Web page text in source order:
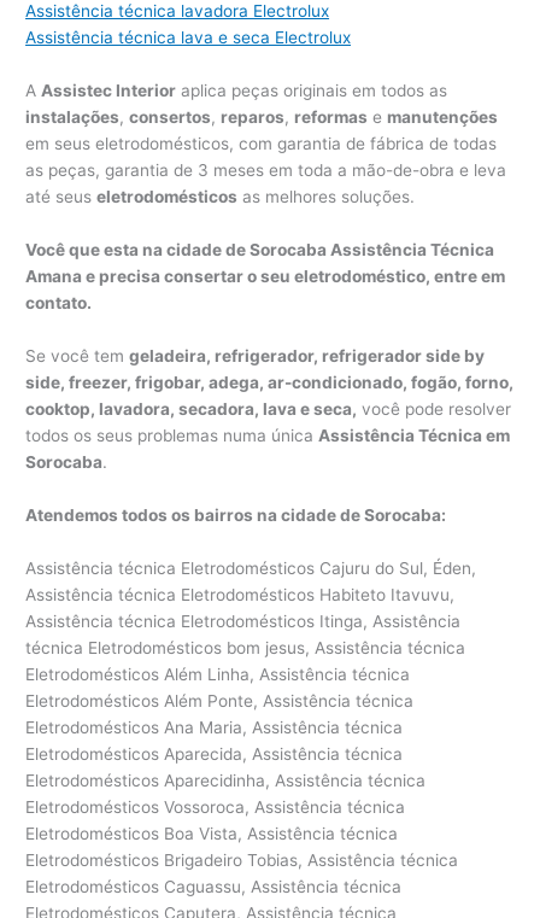
Assistência técnica lavadora Electrolux
Assistência técnica lava e seca Electrolux
AAssistec Interior aplica peças originais em todos as
instalações,consertos, reparos, reformas e manutenções
em seus eletrodomésticos, com garantia de fábrica de todas
as peças, garantia de 3 meses em toda a mão-de-obra e leva
até seuseletrodomésticos as melhores soluções.
Você que esta na cidade de Sorocaba Assistência Técnica
Amana e precisa consertar o seu eletrodoméstico, entre em
contato.
Se você temgeladeira, refrigerador, refrigerador side by
side, freezer, frigobar, adega, ar-condicionado, fogão, forno,
cooktop, lavadora, secadora, lava e seca, você pode resolver
todos os seus problemas numa única Assistência Técnica em
Sorocaba.
Atendemos todos os bairros na cidade de Sorocaba:
Assistência técnica Eletrodomésticos Cajuru do Sul, Éden, Assistência técnica Eletrodomésticos Habiteto Itavuvu, Assistência técnica Eletrodomésticos Itinga, Assistência técnica Eletrodomésticos bom jesus, Assistência técnica Eletrodomésticos Além Linha, Assistência técnica Eletrodomésticos Além Ponte, Assistência técnica Eletrodomésticos Ana Maria, Assistência técnica Eletrodomésticos Aparecida, Assistência técnica Eletrodomésticos Aparecidinha, Assistência técnica Eletrodomésticos Vossoroca, Assistência técnica Eletrodomésticos Boa Vista, Assistência técnica Eletrodomésticos Brigadeiro Tobias, Assistência técnica Eletrodomésticos Caguassu, Assistência técnica Eletrodomésticos Caputera, Assistência técnica Eletrodomésticos Central Parque Sorocaba, Assistência técnica Eletrodomésticos Centro, Assistência técnica Eletrodomésticos Chácara Três Marias, Assistência técnica Eletrodomésticos Chácaras Reunidas São Jorge, Assistência técnica Eletrodomésticos Cidade Jardim, Assistência técnica Eletrodomésticos Condomínio Golden Park Residence, Assistência técnica Eletrodomésticos Condomínio Residencial Village D’Avignon, Assistência técnica Eletrodomésticos Condomínio Residencial Village Vert, Assistência técnica Eletrodomésticos Conjunto Habitacional Doutor Ulisses Guimarães, Assistência técnica Eletrodomésticos Conjunto Habitacional Herbert de Souza, Assistência técnica Eletrodomésticos Conjunto Habitacional Júlio de Mesquita Filho, Assistência técnica Eletrodomésticos Conjunto Habitacional Professor Benedicto Cleto, Assistência técnica Eletrodomésticos Conjunto Residencial Jardim Villagio Torino, Assistência técnica Eletrodomésticos Granja Olga I, Assistência técnica Eletrodomésticos Granja Olga II, Assistência técnica Eletrodomésticos Granja Olga III, Assistência técnica Eletrodomésticos Habiteto – Ana Paula Eleutério, Assistência técnica Eletrodomésticos Horto Florestal, Assistência técnica Eletrodomésticos Ibiti Royal Park, Assistência técnica Eletrodomésticos Inhayba, Assistência técnica Eletrodomésticos Ipanema das Pedras, Assistência técnica Eletrodomésticos Ipanema do Meio, Assistência técnica Eletrodomésticos Ipanema Ville, Assistência técnica Eletrodomésticos Ipatinga, Assistência técnica Eletrodomésticos Ipiranga, Assistência técnica Eletrodomésticos Iporanga, Assistência técnica Eletrodomésticos Itavuvu, Assistência técnica Eletrodomésticos Jardim Abaeté, Assistência técnica Eletrodomésticos Jardim Abatiá, Assistência técnica Eletrodomésticos Jardim Aeroporto, Assistência técnica Eletrodomésticos Jardim Alegria, Assistência técnica Eletrodomésticos Jardim Alpes de Sorocaba, Assistência técnica Eletrodomésticos Jardim Altos do Itavuvu, Assistência técnica Eletrodomésticos Jardim Alvorada, Assistência técnica Eletrodomésticos Jardim Amalia, Assistência técnica Eletrodomésticos Jardim América, Assistência técnica Eletrodomésticos Jardim Americano, Assistência técnica Eletrodomésticos Jardim Ana Maria, Assistência técnica Eletrodomésticos Jardim Astro, Assistência técnica Eletrodomésticos Jardim Atílio Silvano, Assistência técnica Eletrodomésticos Jardim Avore Pilungo, Assistência técnica Eletrodomésticos Jardim Bandeirantes, Assistência técnica Eletrodomésticos Jardim Bertanha, Assistência técnica Eletrodomésticos Jardim Betânia, Assistência técnica Eletrodomésticos Jardim Boa Esperança, Assistência técnica Eletrodomésticos Jardim Bonsucesso, Assistência técnica Eletrodomésticos Jardim Botucatu, Assistência técnica Eletrodomésticos Jardim Brasilândia, Assistência técnica Eletrodomésticos Jardim Califórnia, Assistência técnica Eletrodomésticos Jardim Camila, Assistência técnica Eletrodomésticos Jardim Campos do Conde II, Assistência técnica Eletrodomésticos Jardim Capitão, Assistência técnica Eletrodomésticos Jardim Carolina, Assistência técnica Eletrodomésticos Jardim Casa Branca, Assistência técnica Eletrodomésticos Jardim Celeste, Assistência técnica Eletrodomésticos Jardim Constantino Matucci, Assistência técnica Eletrodomésticos Jardim Copaíba, Assistência técnica Eletrodomésticos Jardim Cruzeiro do Sul, Assistência técnica Eletrodomésticos Jardim das Acácias, Assistência técnica Eletrodomésticos Jardim das Azaléias, Assistência técnica Eletrodomésticos Jardim das Estrelas, Assistência técnica Eletrodomésticos Jardim das Flores, Assistência técnica Eletrodomésticos Jardim das Magnólias, Assistência técnica Eletrodomésticos Jardim do Carmo, Assistência técnica Eletrodomésticos Jardim do Paço, Assistência técnica Eletrodomésticos Jardim do Sol, Assistência técnica Eletrodomésticos Jardim Dois Corações, Assistência técnica Eletrodomésticos Jardim dos Estados, Assistência técnica Eletrodomésticos Jardim dos Pássaros, Assistência técnica Eletrodomésticos Jardim Eden Ville, Assistência técnica Eletrodomésticos Jardim Edgar Marques, Assistência técnica Eletrodomésticos Jardim Eliana, Assistência técnica Eletrodomésticos Jardim Eltonville, Assistência técnica Eletrodomésticos Jardim Embaixador, Assistência técnica Eletrodomésticos Jardim Emília, Assistência técnica Eletrodomésticos Jardim Eucalíptos, Assistência técnica Eletrodomésticos Jardim Europa, Assistência técnica Eletrodomésticos Jardim Excelsior, Assistência técnica Eletrodomésticos Jardim Faculdade, Assistência técnica Eletrodomésticos Jardim Ferreira, Assistência técnica Eletrodomésticos Jardim Flamboyant, Assistência técnica Eletrodomésticos Jardim Francini, Assistência técnica Eletrodomésticos Jardim Germiniani, Assistência técnica Eletrodomésticos Jardim Golden Park Residencial, Assistência técnica Eletrodomésticos Jardim Gonçalves, Assistência técnica Eletrodomésticos Jardim Gramados de Sorocaba, Assistência técnica Eletrodomésticos Jardim Guadalajara, Assistência técnica Eletrodomésticos Jardim Guadalupe, Assistência técnica Eletrodomésticos Jardim Guaíba, Assistência técnica Eletrodomésticos Jardim Guarujá, Assistência técnica Eletrodomésticos Jardim Gutierres, Assistência técnica Eletrodomésticos Jardim Harmonia, Assistência técnica Eletrodomésticos Jardim Helena Cristina, Assistência técnica Eletrodomésticos Jardim Henrique, Assistência técnica Eletrodomésticos Assistência técnica Eletrodomésticos Jardim Horizonte, Assistência técnica Eletrodomésticos Jardim Humberto de Campos, Assistência técnica Eletrodomésticos Jardim Hungares, Assistência técnica Eletrodomésticos Jardim Ibiti do Paço, Assistência técnica Eletrodomésticos Jardim Imperial, Assistência técnica Eletrodomésticos Jardim Ipanema, Assistência técnica Eletrodomésticos Jardim Ipê, Assistência técnica Eletrodomésticos Jardim Isaura, Assistência técnica Eletrodomésticos Jardim Itália, Assistência técnica Eletrodomésticos Jardim Itanguá, Assistência técnica Eletrodomésticos Jardim Itapemirim, Assistência técnica Eletrodomésticos Assistência técnica Eletrodomésticos Jardim Itapuã, Assistência técnica Eletrodomésticos Jardim J S Carvalho, Assistência técnica Eletrodomésticos Jardim Jatobá, Assistência técnica Eletrodomésticos Jardim Josane, Assistência técnica Eletrodomésticos Jardim Judith, Assistência técnica Eletrodomésticos Jardim Juliana, Assistência técnica Eletrodomésticos Jardim Leandro Dromani, Assistência técnica Eletrodomésticos Jardim Leocádia, Assistência técnica Eletrodomésticos Jardim Liberdade, Assistência técnica Eletrodomésticos Jardim Los Angeles, Assistência técnica Eletrodomésticos Jardim Luciana Maria, Assistência técnica Eletrodomésticos Jardim Marcelo Augusto, Assistência técnica Eletrodomésticos Jardim Marco Antônio, Assistência técnica Eletrodomésticos Jardim Maria Antônia Prado, Assistência técnica Eletrodomésticos Jardim Maria Cristina, Assistência técnica Eletrodomésticos Jardim Maria do Carmo, Assistência técnica Eletrodomésticos Jardim Maria Elvira, Assistência técnica Eletrodomésticos Jardim Maria Eugênia, Assistência técnica Eletrodomésticos Jardim Marnilda, Assistência técnica Eletrodomésticos Jardim Millenium, Assistência técnica Eletrodomésticos Jardim Monte Hey, Assistência técnica Eletrodomésticos Jardim Monteiro, Assistência técnica Eletrodomésticos Jardim Monterrey, Assistência técnica Eletrodomésticos Jardim Montevidéo, Assistência técnica Eletrodomésticos Jardim Montreal, Assistência técnica Eletrodomésticos Jardim Morumbi, Assistência técnica Eletrodomésticos Jardim Nair, Assistência técnica Eletrodomésticos Jardim Nápoli, Assistência técnica Eletrodomésticos Jardim Nilton Torres, Assistência técnica Eletrodomésticos Jardim Nogueira, Assistência técnica Eletrodomésticos Jardim Nova Aparecidinha, Assistência técnica Eletrodomésticos Jardim Nova Esperança, Assistência técnica Eletrodomésticos Jardim Nova Ipanema, Assistência técnica Eletrodomésticos Jardim Nova Manchester, Assistência técnica Eletrodomésticos Jardim Novo Eldorado, Assistência técnica Eletrodomésticos Jardim Novo Horizonte, Assistência técnica Eletrodomésticos Jardim Novo Mundo, Assistência técnica Eletrodomésticos Jardim Pacaembu, Assistência técnica Eletrodomésticos Jardim Pagliato, Assistência técnica Eletrodomésticos Jardim Parada do Alto, Assistência técnica Eletrodomésticos Jardim Paraíso, Assistência técnica Eletrodomésticos Jardim Paraná, Assistência técnica Eletrodomésticos Jardim Paulista, Assistência técnica Eletrodomésticos Jardim Paulistano, Assistência técnica Eletrodomésticos Jardim Piazza di Roma, Assistência técnica Eletrodomésticos Jardim Piazza Di Roma II, Assistência técnica Eletrodomésticos Jardim Piratininga, Assistência técnica Eletrodomésticos Jardim Pires de Mello, Assistência técnica Eletrodomésticos Jardim Pitangui, Assistência técnica Eletrodomésticos Jardim Planalto, Assistência técnica Eletrodomésticos Jardim Portal da Colina, Assistência técnica Eletrodomésticos Jardim Portal da Primavera, Assistência técnica Eletrodomésticos Jardim Portal do Itavuvu, Assistência técnica Eletrodomésticos Jardim Portobello, Assistência técnica Eletrodomésticos Jardim Portugal, Assistência técnica Eletrodomésticos Jardim Prestes de Barros, Assistência técnica Eletrodom